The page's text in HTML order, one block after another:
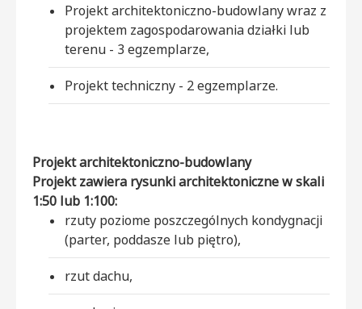
Projekt architektoniczno-budowlany wraz z
projektem zagospodarowania działki lub
terenu - 3 egzemplarze,
Projekt techniczny - 2 egzemplarze.
Projekt architektoniczno-budowlany
Projekt zawiera rysunki architektoniczne w skali
1:50 lub 1:100:
rzuty poziome poszczególnych kondygnacji
(parter, poddasze lub piętro),
rzut dachu,